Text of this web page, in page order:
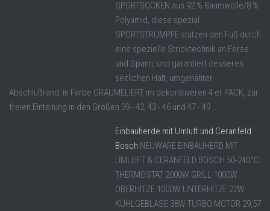
SPORTSOCKEN aus 92 % Baumwolle/8 %
Polyamid, diese spezial
SPORTSTRÜMPFE stützen den Fuß durch
eine spezielle Stricktechnik an Ferse
und Spann, und garantiert cesseren
seitlichen Halt, umgenähter
Abschlußrand, in Farbe GRAUMELIERT, im dekorativeren 4 er PACK, zur
freien Einteilung in den Größen 39 - 42, 43 - 46 und 47 - 49 ...
Einbauherde mit Umluft und Ceranfeld
Bosch NEUWARE EINBAUHERD MIT
UMLUFT & CERANFELD BOSCH 50-240°C
THERMOSTAT 2000W GRILL 1000W
OBERHITZE 1000W UNTERHITZE 22W
KÜHLGEBLÄSE 38W TURBO MOTOR 29,57